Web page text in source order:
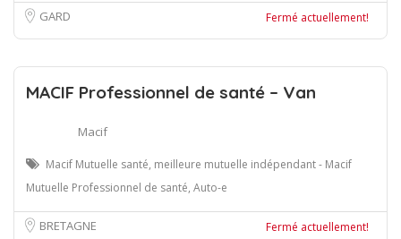
GARD Fermé actuellement!
MACIF Professionnel de santé – Van
Macif
Macif Mutuelle santé, meilleure mutuelle indépendant - Macif
Mutuelle Professionnel de santé, Auto-e
BRETAGNE Fermé actuellement!